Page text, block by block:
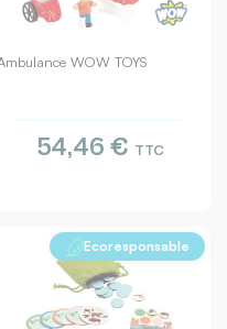
WOW TOYS
54,46 € TTC
Ecoresponsable